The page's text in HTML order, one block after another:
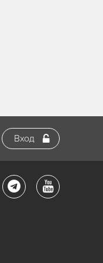
Вход